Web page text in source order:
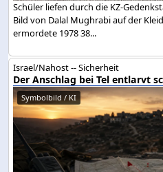
Schüler liefen durch die KZ-
Bild von Dalal Mughrabi auf der
ermordete 1978 38...
Israel/Nahost -- Sicherheit
Der Anschlag bei Tel entlarvt
Symbolbild / KI